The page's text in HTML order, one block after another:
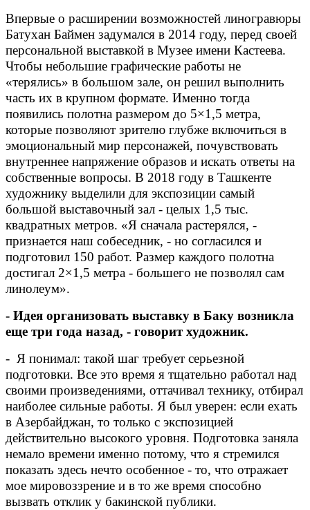
Впервые о расширении возможностей линогравюры
Батухан Баймен задумался в 2014 году, перед своей
персональной выставкой в Музее имени Кастеева.
Чтобы небольшие графические работы не
«терялись» в большом зале, он решил выполнить
часть их в крупном формате. Именно тогда
появились полотна размером до 5×1,5 метра,
которые позволяют зрителю глубже включиться в
эмоциональный мир персонажей, почувствовать
внутреннее напряжение образов и искать ответы на
собственные вопросы. В 2018 году в Ташкенте
художнику выделили для экспозиции самый
большой выставочный зал - целых 1,5 тыс.
квадратных метров. «Я сначала растерялся, -
признается наш собеседник, - но согласился и
подготовил 150 работ. Размер каждого полотна
достигал 2×1,5 метра - большего не позволял сам
линолеум».
- Идея организовать выставку в Баку возникла
еще три года назад, - говорит художник.
- Я понимал: такой шаг требует серьезной
подготовки. Все это время я тщательно работал над
своими произведениями, оттачивал технику, отбирал
наиболее сильные работы. Я был уверен: если ехать
в Азербайджан, то только с экспозицией
действительно высокого уровня. Подготовка заняла
немало времени именно потому, что я стремился
показать здесь нечто особенное - то, что отражает
мое мировоззрение и в то же время способно
вызвать отклик у бакинской публики.